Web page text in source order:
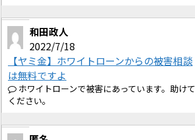
和田政人
2022/7/18
【ヤミ金】ホワイトローンからの被害相談
は無料ですよ
ホワイトローンで被害にあっています。助けて
ください。